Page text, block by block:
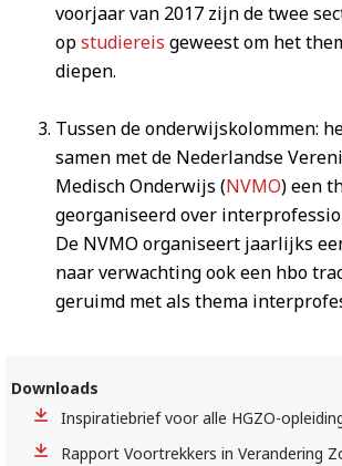
voorjaar van 2017 zijn de twee
opstudiereis geweest om het
diepen.
Tussen de onderwijskolommen:
samen met de Nederlandse
Medisch Onderwijs (NVMO) een
georganiseerd over
De NVMO organiseert jaarlijks
naar verwachting ook een hbo
geruimd met als thema
Downloads
Inspiratiebrief voor alle HGZO-
Rapport Voortrekkers in Verandering